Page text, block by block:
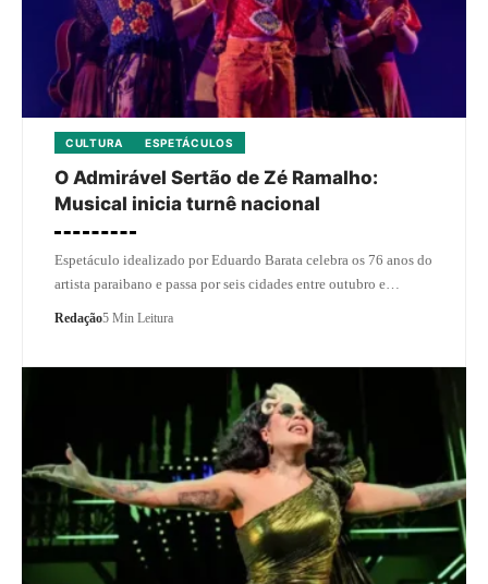
CULTURA ESPETÁCULOS
O Admirável Sertão de Zé Ramalho:
Musical inicia turnê nacional
Espetáculo idealizado por Eduardo Barata celebra os 76 anos do
artista paraibano e passa por seis cidades entre outubro e…
Redação5 Min Leitura